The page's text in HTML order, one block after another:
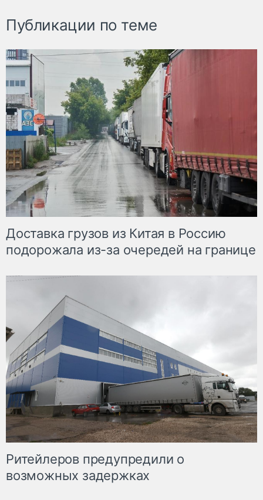
Публикации по теме
Доставка грузов из Китая в Россию
подорожала из-за очередей на границе
Ритейлеров предупредили о
возможных задержках